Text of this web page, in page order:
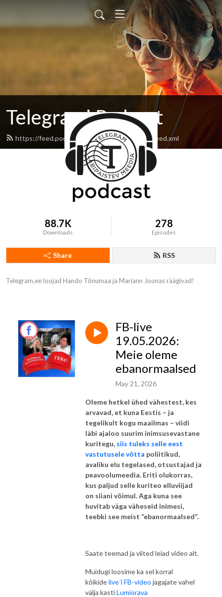
Telegrami Podcast
https://feed.podbean.com/telegramestonia/feed.xml
88.7K
Downloads
278
Episodes
Share RSS
Telegram.ee loojad Hando Tõnumaa ja Mariann Joonas räägivad!
FB-live
19.05.2026:
Meie oleme
ebanormaalsed
May 21, 2026
Oleme hetkel ühed vähestest, kes
arvavad, et kuna Eestis – ja
tegelikult kogu maailmas – viidi
läbi ajaloo suurim inimsusevastane
kuritegu, siis tuleks selle eest
vastutusele võtta poliitikud,
avaliku elu tegelased, otsustajad ja
peavoolumeedia. Eriti olukorras,
kus paljud selle kuriteo elluviijad
on siiani võimul. Aga kuna see
huvitab väga väheseid inimesi,
teebki see meist “ebanormaalsed”.
Saate teemad ja viited leiad video alt.
Muidugi loosime ka sel korral
kõikidelive´i FB-video jagajate vahel
välja kastiLumiorava